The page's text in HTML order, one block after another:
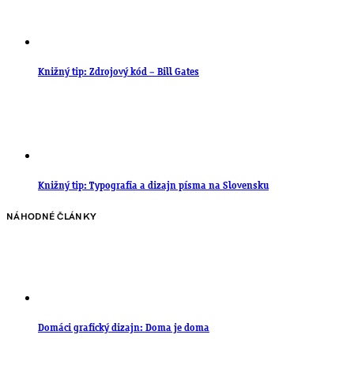
Knižný tip: Zdrojový kód – Bill Gates
Knižný tip: Typografia a dizajn písma na Slovensku
NÁHODNÉ ČLÁNKY
Domáci grafický dizajn: Doma je doma